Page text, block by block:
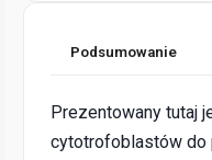
Podsumowanie
Prezentowany tutaj
cytotrofoblastów do